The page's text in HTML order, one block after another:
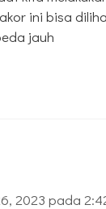
ini bisa
jauh
2023 pada